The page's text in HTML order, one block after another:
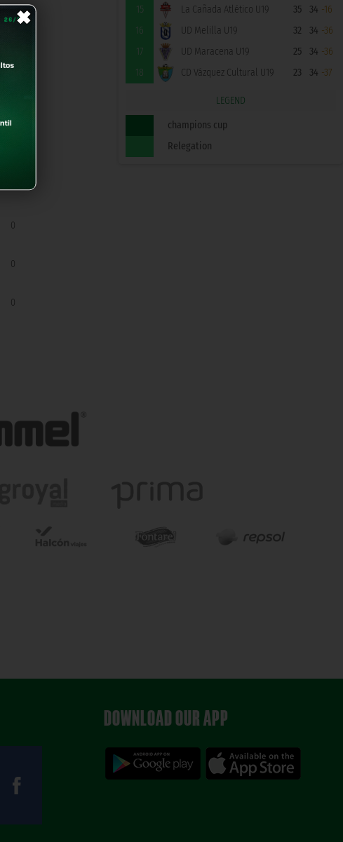
×
15
La Cañada Atlético U19 35 34 -16
16
UD Melilla U19 32 34 -36
17
UD Maracena U19 25 34 -36
18
CD Vázquez Cultural U19 23 34 -37
LEGEND
champions cup
Relegation
0
0
0
0
0
DOWNLOAD OUR APP